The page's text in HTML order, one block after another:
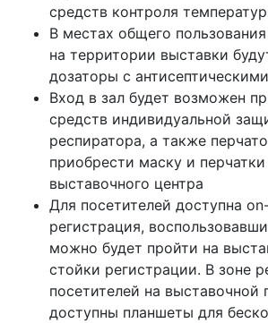
средств контроля
В местах общего
на территории выставки
дозаторы с
Вход в зал будет возможен
средств индивидуальной
респиратора, а также
приобрести маску и
выставочного центра
Для посетителей доступна
регистрация,
можно будет пройти на
стойки регистрации. В зоне
посетителей на выставочной
доступны планшеты для